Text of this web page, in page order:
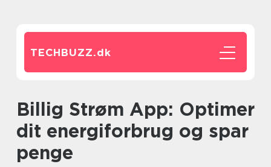
TECHBUZZ.dk
Billig Strøm App: Optimer
dit energiforbrug og spar
penge